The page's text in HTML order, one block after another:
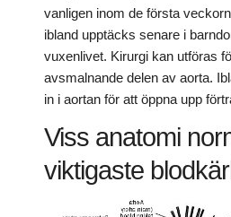
vanligen inom de första
ibland upptäcks senare i
vuxenlivet. Kirurgi kan utföras
avsmalnande delen av aorta.
in i aortan för att öppna upp
Viss anatomi
viktigaste